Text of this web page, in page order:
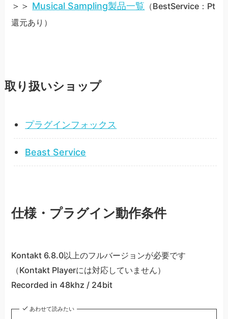
＞＞ Musical Sampling製品一覧 （BestService：Pt
還元あり）
取り扱いショップ
プラグインフォックス
Beast Service
仕様・プラグイン動作条件
Kontakt 6.8.0以上のフルバージョンが必要です
（Kontakt Playerには対応していません）
Recorded in 48khz / 24bit
あわせて読みたい